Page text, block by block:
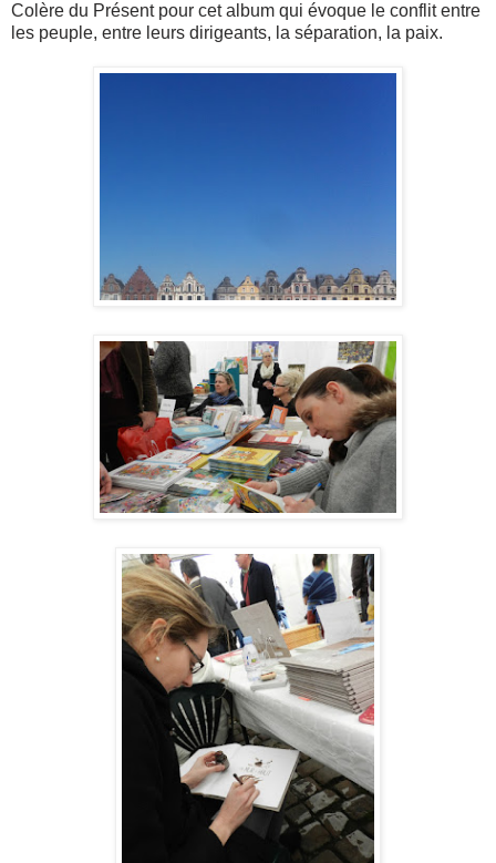
Colère du Présent pour cet album qui évoque le conflit entre
les peuple, entre leurs dirigeants, la séparation, la paix.